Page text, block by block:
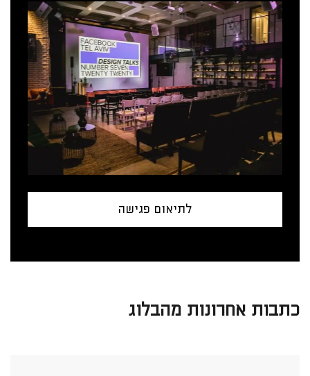
לתיאום פגישה
כתבות אחרונות מהבלוג